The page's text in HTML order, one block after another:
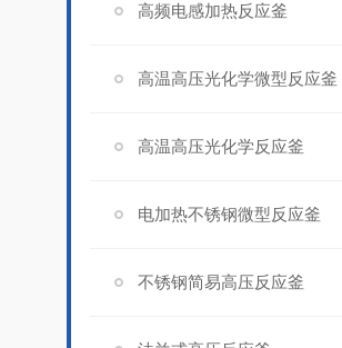
高频电感加热反应釜
高温高压光化学微型反应釜
高温高压光化学反应釜
电加热不锈钢微型反应釜
不锈钢简易高压反应釜